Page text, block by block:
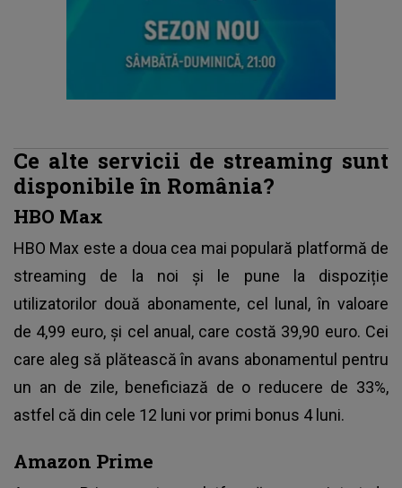
Ce alte servicii de streaming sunt
disponibile în România?
HBO Max
HBO Max este a doua cea mai populară platformă de
streaming de la noi și le pune la dispoziție
utilizatorilor două abonamente, cel lunal, în valoare
de 4,99 euro, și cel anual, care costă 39,90 euro. Cei
care aleg să plătească în avans abonamentul pentru
un an de zile, beneficiază de o reducere de 33%,
astfel că din cele 12 luni vor primi bonus 4 luni.
Amazon Prime